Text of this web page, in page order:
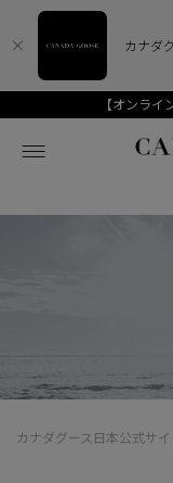
【オンライ
ディスカ
新着アイ
新着アイ
ベビー
カナダグース日本公式サイ
カナダ